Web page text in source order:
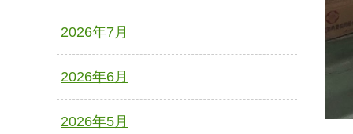
2026年7月
2026年6月
2026年5月